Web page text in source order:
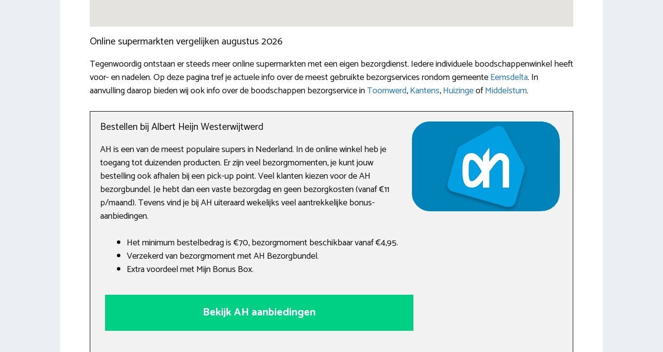
Online supermarkten vergelijken augustus 2026
Tegenwoordig ontstaan er steeds meer online supermarkten met een eigen bezorgdienst. Iedere individuele boodschappenwinkel heeft
voor- en nadelen. Op deze pagina tref je actuele info over de meest gebruikte bezorgservices rondom gemeenteEemsdelta. In
aanvulling daarop bieden wij ook info over de boodschappen bezorgservice inToornwerd,Kantens,HuizingeofMiddelstum.
Bestellen bij Albert Heijn Westerwijtwerd
AH is een van de meest populaire supers in Nederland. In de online winkel heb je
toegang tot duizenden producten. Er zijn veel bezorgmomenten, je kunt jouw
bestelling ook afhalen bij een pick-up point. Veel klanten kiezen voor de AH
bezorgbundel. Je hebt dan een vaste bezorgdag en geen bezorgkosten (vanaf €11
p/maand). Tevens vind je bij AH uiteraard wekelijks veel aantrekkelijke bonus-
aanbiedingen.
Het minimum bestelbedrag is €70, bezorgmoment beschikbaar vanaf €4,95.
Verzekerd van bezorgmoment met AH Bezorgbundel.
Extra voordeel met Mijn Bonus Box.
Bekijk AH aanbiedingen